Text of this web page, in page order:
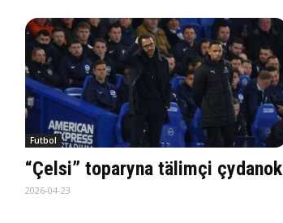
Futbol
“Çelsi” toparyna tälimçi çydanok
2026-04-23